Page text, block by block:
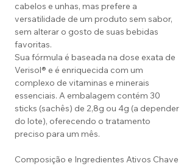
cabelos e unhas, mas prefere a
versatilidade de um produto sem sabor,
sem alterar o gosto de suas bebidas
favoritas.
Sua fórmula é baseada na dose exata de
Verisol® e é enriquecida com um
complexo de vitaminas e minerais
essenciais. A embalagem contém 30
sticks (sachês) de 2,8g ou 4g (a depender
do lote), oferecendo o tratamento
preciso para um mês.
Composição e Ingredientes Ativos Chave